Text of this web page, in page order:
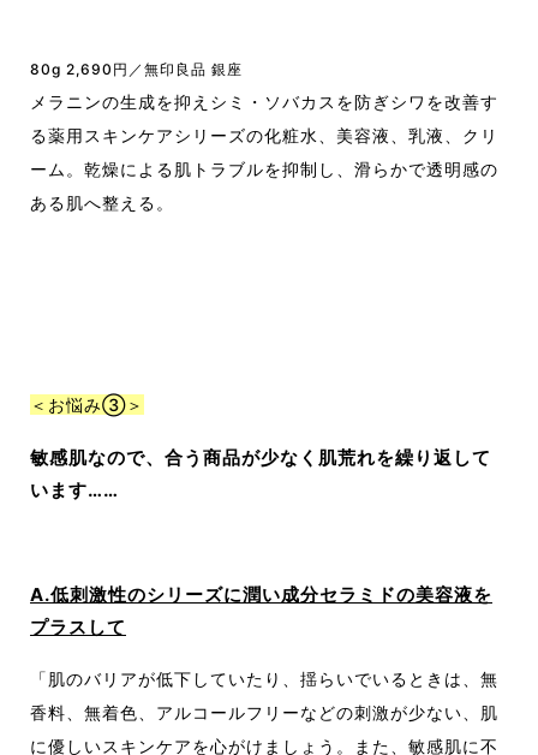
80g 2,690円／無印良品 銀座
メラニンの生成を抑えシミ・ソバカスを防ぎシワを改善す
る薬用スキンケアシリーズの化粧水、美容液、乳液、クリ
ーム。乾燥による肌トラブルを抑制し、滑らかで透明感の
ある肌へ整える。
＜お悩み③＞
敏感肌なので、合う商品が少なく肌荒れを繰り返して
います……
A.低刺激性のシリーズに潤い成分セラミドの美容液を
プラスして
「肌のバリアが低下していたり、揺らいでいるときは、無
香料、無着色、アルコールフリーなどの刺激が少ない、肌
に優しいスキンケアを心がけましょう。また、敏感肌に不